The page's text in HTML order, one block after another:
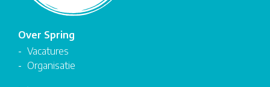
Over Spring
Vacatures
Organisatie